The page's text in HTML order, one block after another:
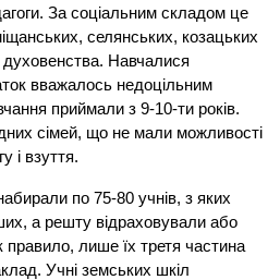
За соціальним складом це
селянських, козацьких
духовенства. Навчалися
вважалось недоцільним
приймали з 9-10-ти років.
сімей, що не мали можливості
і взуття.
по 75-80 учнів, з яких
а решту відраховували або
лише їх третя частина
Учні земських шкіл